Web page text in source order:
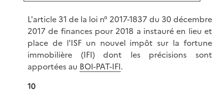
L'article 31 de la loi n° 2017-1837 du 30 décembre
2017 de finances pour 2018 a instauré en lieu et
place de l'ISF un nouvel impôt sur la fortune
immobilière (IFI) dont les précisions sont
apportées au BOI-PAT-IFI.
10